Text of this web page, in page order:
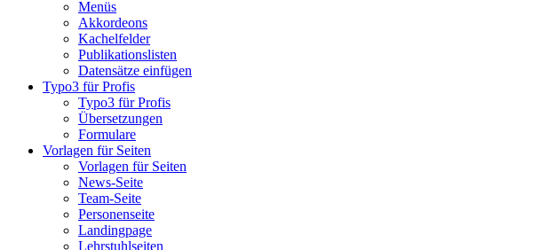
Menüs
Akkordeons
Kachelfelder
Publikationslisten
Datensätze einfügen
Typo3 für Profis
Typo3 für Profis
Übersetzungen
Formulare
Vorlagen für Seiten
Vorlagen für Seiten
News-Seite
Team-Seite
Personenseite
Landingpage
Lehrstuhlseiten